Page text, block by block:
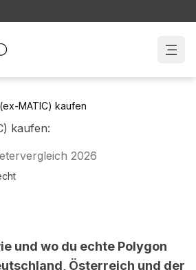
MATIC) kaufen
kaufen:
2026
und wo du echte Polygon
Österreich und der